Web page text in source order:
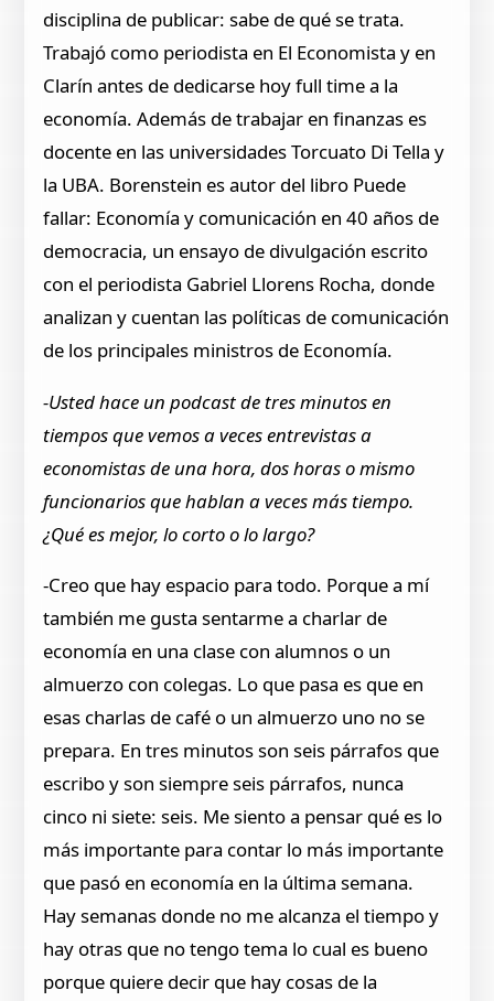
disciplina de publicar: sabe de qué se trata.
Trabajó como periodista en El Economista y en
Clarín antes de dedicarse hoy full time a la
economía. Además de trabajar en finanzas es
docente en las universidades Torcuato Di Tella y
la UBA. Borenstein es autor del libro Puede
fallar: Economía y comunicación en 40 años de
democracia, un ensayo de divulgación escrito
con el periodista Gabriel Llorens Rocha, donde
analizan y cuentan las políticas de comunicación
de los principales ministros de Economía.
-Usted hace un podcast de tres minutos en
tiempos que vemos a veces entrevistas a
economistas de una hora, dos horas o mismo
funcionarios que hablan a veces más tiempo.
¿Qué es mejor, lo corto o lo largo?
-Creo que hay espacio para todo. Porque a mí
también me gusta sentarme a charlar de
economía en una clase con alumnos o un
almuerzo con colegas. Lo que pasa es que en
esas charlas de café o un almuerzo uno no se
prepara. En tres minutos son seis párrafos que
escribo y son siempre seis párrafos, nunca
cinco ni siete: seis. Me siento a pensar qué es lo
más importante para contar lo más importante
que pasó en economía en la última semana.
Hay semanas donde no me alcanza el tiempo y
hay otras que no tengo tema lo cual es bueno
porque quiere decir que hay cosas de la